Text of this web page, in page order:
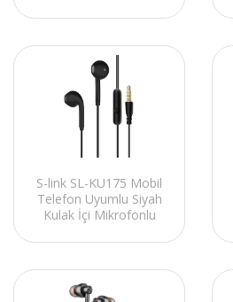
S-link SL-KU175 Mobil
Telefon Uyumlu Siyah
Kulak İçi Mikrofonlu